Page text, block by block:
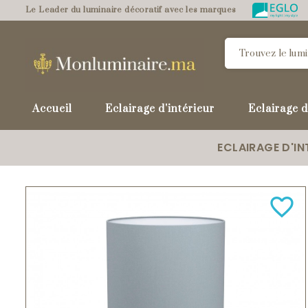
Le Leader du luminaire décoratif avec les marques
Accueil Eclairage d'intérieur Eclairage
ECLAIRAGE
favorite_border